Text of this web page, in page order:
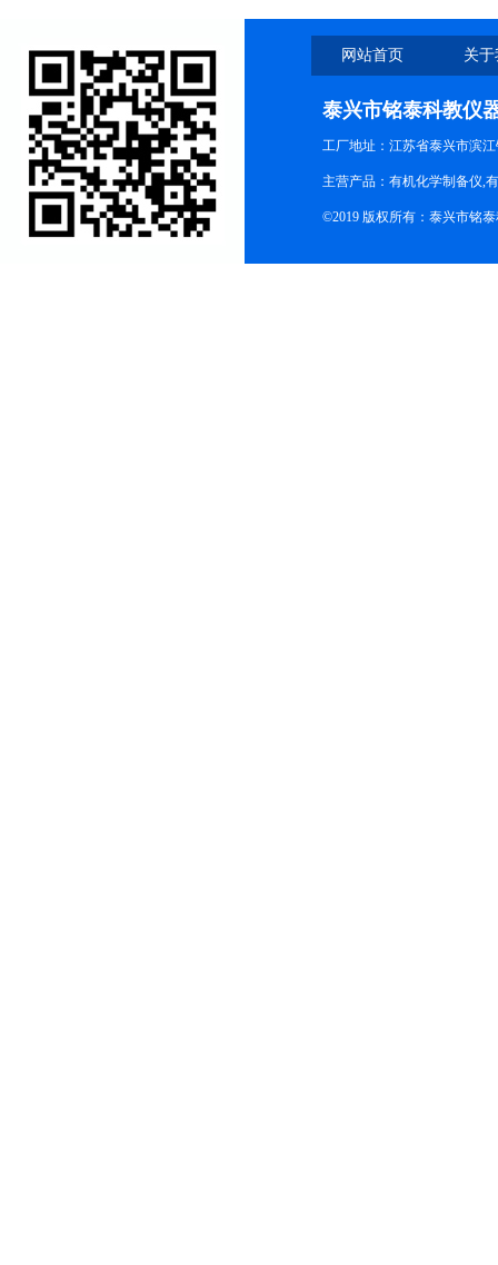
网站首页 关
泰兴市铭泰科教仪
工厂地址：江苏省泰兴市滨
主营产品：有机化学制备仪,
©2019 版权所有：泰兴市铭